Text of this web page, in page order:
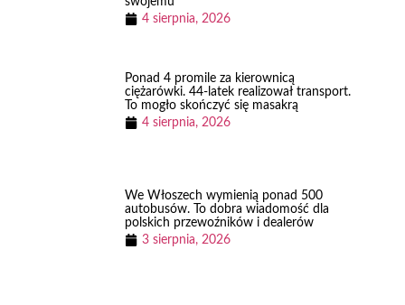
4 sierpnia, 2026
Ponad 4 promile za kierownicą
ciężarówki. 44-latek realizował transport.
To mogło skończyć się masakrą
4 sierpnia, 2026
We Włoszech wymienią ponad 500
autobusów. To dobra wiadomość dla
polskich przewoźników i dealerów
3 sierpnia, 2026